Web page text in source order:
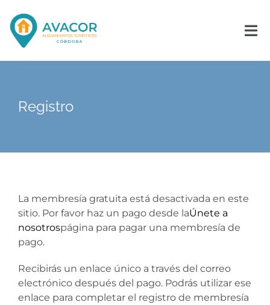
contenido
La Asociación
Noticias
Área privada
Registro
La membresía gratuita está desactivada en este
sitio. Por favor haz un pago desde laÚnete a
nosotrospágina para pagar una membresía de
pago.
Recibirás un enlace único a través del correo
electrónico después del pago. Podrás utilizar ese
enlace para completar el registro de membresía